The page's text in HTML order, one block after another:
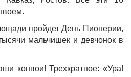
пройдет День Пионерии,
мальчишек и девчонок в
конвои! Трехкратное: «Ура!